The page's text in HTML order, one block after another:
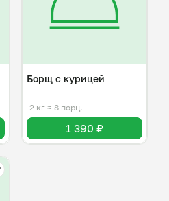
Борщ с курицей
2 кг ≈ 8 порц.
1 390 ₽